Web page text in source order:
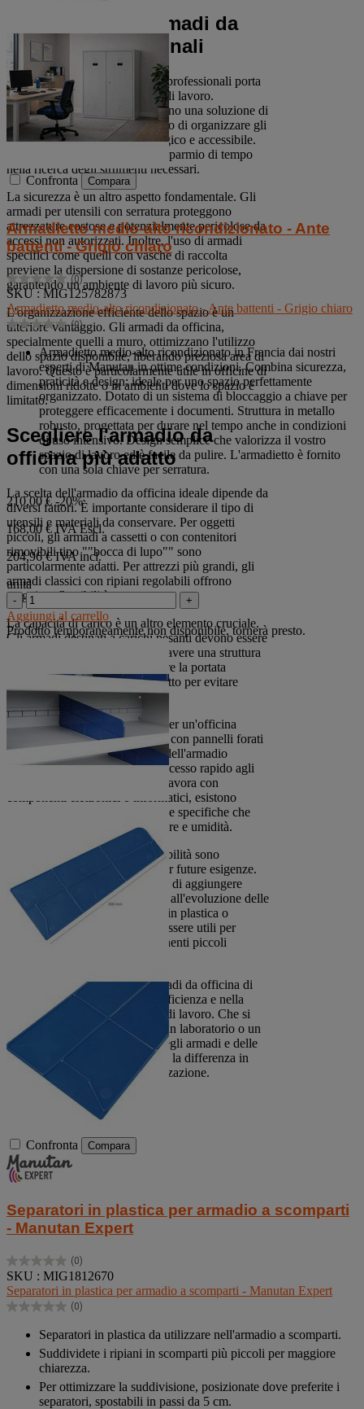
Vantaggi degli armadi da
officina professionali
L'utilizzo di armadi da officina professionali porta
numerosi benefici all'ambiente di lavoro.
Innanzitutto, questi mobili offrono una soluzione di
stoccaggio ottimale, permettendo di organizzare gli
utensili e i materiali in modo logico e accessibile.
Ciò si traduce in un notevole risparmio di tempo
nella ricerca degli strumenti necessari.
La sicurezza è un altro aspetto fondamentale. Gli
armadi per utensili con serratura proteggono
attrezzature costose e potenzialmente pericolose da
accessi non autorizzati. Inoltre, l'uso di armadi
specifici come quelli con vasche di raccolta
previene la dispersione di sostanze pericolose,
garantendo un ambiente di lavoro più sicuro.
L'organizzazione efficiente dello spazio è un
ulteriore vantaggio. Gli armadi da officina,
specialmente quelli a muro, ottimizzano l'utilizzo
dello spazio disponibile, liberando preziosa area di
lavoro. Questo è particolarmente utile in officine di
dimensioni ridotte o in ambienti dove lo spazio è
limitato.
Scegliere l'armadio da
officina più adatto
La scelta dell'armadio da officina ideale dipende da
diversi fattori. È importante considerare il tipo di
utensili e materiali da conservare. Per oggetti
piccoli, gli armadi a cassetti o con contenitori
rimovibili tipo ""bocca di lupo"" sono
particolarmente adatti. Per attrezzi più grandi, gli
armadi classici con ripiani regolabili offrono
maggiore flessibilità.
La capacità di carico è un altro elemento cruciale.
Gli armadi destinati a carichi pesanti devono essere
costruiti con materiali robusti e avere una struttura
rinforzata. È essenziale verificare la portata
massima di ogni ripiano o cassetto per evitare
sovraccarichi.
L'accessibilità è fondamentale per un'officina
efficiente. Armadi porta attrezzi con pannelli forati
o barre portautensili all'interno dell'armadio
facilitano l'organizzazione e l'accesso rapido agli
strumenti più utilizzati. Per chi lavora con
componenti elettronici o informatici, esistono
postazioni di lavoro informatiche specifiche che
offrono protezione contro polvere e umidità.
Infine, la modularità e l'espandibilità sono
caratteristiche da considerare per future esigenze.
Sistemi componibili permettono di aggiungere
elementi nel tempo, adattandosi all'evoluzione delle
necessità dell'officina. Cassette in plastica o
contenitori rimovibili possono essere utili per
organizzare minuterie e componenti piccoli
In conclusione, investire in armadi da officina di
qualità significa investire nell'efficienza e nella
sicurezza del proprio ambiente di lavoro. Che si
tratti di un'officina meccanica, un laboratorio o un
magazzino, la scelta accurata degli armadi e delle
soluzioni di stoccaggio può fare la differenza in
termini di produttività e organizzazione.
Confronta Compara
Armadietto medio-alto ricondizionato - Ante
battenti - Grigio chiaro
(0)
0.0
su
5
stelle.
SKU : MIG125782873
Armadietto medio-alto ricondizionato - Ante battenti - Grigio chiaro
(0)
0.0
su
5
stelle.
Armadietto medio-alto ricondizionato in Francia dai nostri
esperti di Manutan in ottime condizioni. Combina sicurezza,
praticità e design: ideale per uno spazio perfettamente
organizzato. Dotato di un sistema di bloccaggio a chiave per
proteggere efficacemente i documenti. Struttura in metallo
robusto, progettata per durare nel tempo anche in condizioni
di uso intensivo. Design semplice che valorizza il vostro
spazio di lavoro ed è facile da pulire. L'armadietto è fornito
con una sola chiave per serratura.
210,00 €-20%
168,00 €IVA Escl.
204,96 € IVA incl.
unità
- +
Aggiungi al carrello
Prodotto temporaneamente non disponibile, tornerà presto.
Confronta Compara
Separatori in plastica per armadio a scomparti
- Manutan Expert
(0)
0.0
su
5
stelle.
SKU : MIG1812670
Separatori in plastica per armadio a scomparti - Manutan Expert
(0)
0.0
stelle.
Separatori in plastica da utilizzare nell'armadio a scomparti.
Suddividete i ripiani in scomparti più piccoli per maggiore
chiarezza.
Per ottimizzare la suddivisione, posizionate dove preferite i
separatori, spostabili in passi da 5 cm.